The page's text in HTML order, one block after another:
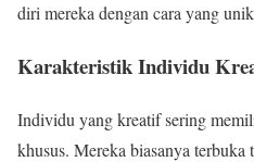
diri mereka dengan cara yang
Karakteristik Individu
Individu yang kreatif sering
khusus. Mereka biasanya terbuka